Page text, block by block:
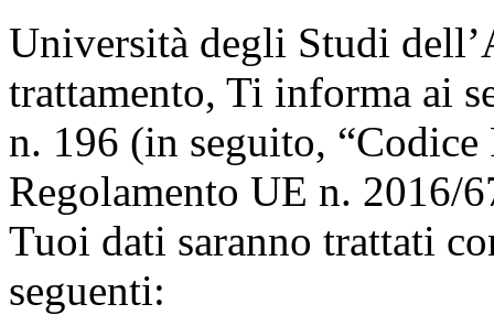
Università degli Studi
trattamento, Ti informa ai
n. 196 (in seguito, “Codice
Regolamento UE n. 2016/
Tuoi dati saranno trattati
seguenti: